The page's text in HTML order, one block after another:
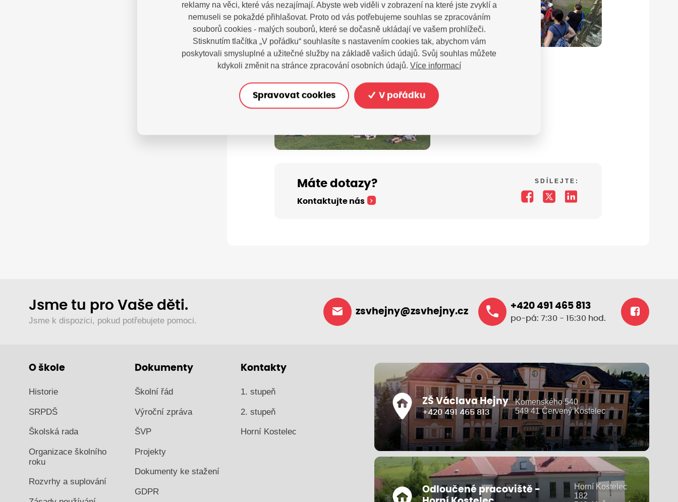
Máte dotazy?
Kontaktujte nás
SDÍLEJTE:
Jsme tu pro Vaše děti.
Jsme k dispozici, pokud potřebujete pomoci.
zsvhejny@zsvhejny.cz
+420 491 465 813
po-pá: 7:30 - 15:30 hod.
O škole
Historie
SRPDŠ
Školská rada
Organizace školního
roku
Rozvrhy a suplování
Dokumenty
Školní řád
Výroční zpráva
ŠVP
Projekty
Dokumenty ke stažení
GDPR
Kontakty
1. stupeň
2. stupeň
Horní Kostelec
ZŠ Václava Hejny
+420 491 465 813
Komenského 540
549 41 Červený Kostelec
Odloučené pracoviště -
Horní Kostelec
182
reklamy na věci, které vás nezajímají. Abyste web viděli v zobrazení na které jste zvyklí a
nemuseli se pokaždé přihlašovat. Proto od vás potřebujeme souhlas se zpracováním
souborů cookies - malých souborů, které se dočasně ukládají ve vašem prohlížeči.
Stisknutím tlačítka „V pořádku“ souhlasíte s nastavením cookies tak, abychom vám
poskytovali smysluplné a užitečné služby na základě vašich údajů. Svůj souhlas můžete
kdykoli změnit na stránce zpracování osobních údajů. Více informací
Spravovat cookies V pořádku